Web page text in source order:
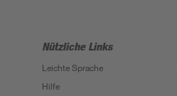
Nützliche Links
Leichte Sprache
Hilfe